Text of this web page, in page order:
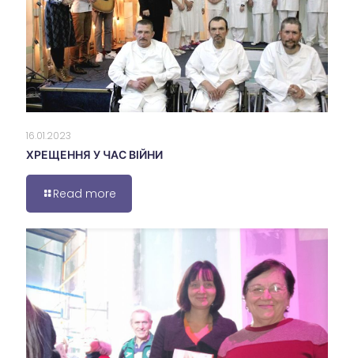
16.01.2023
ХРЕЩЕННЯ У ЧАС ВІЙНИ
Read more